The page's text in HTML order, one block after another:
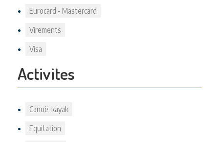
Eurocard - Mastercard
Virements
Visa
Activites
Canoë-kayak
Equitation